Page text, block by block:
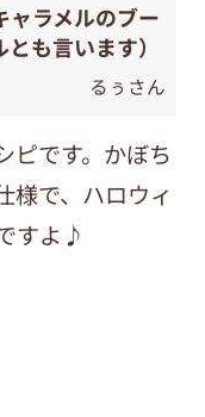
ラメルのブー
も言います）
るぅさん
ピです。かぼち
様で、ハロウィ
すよ♪